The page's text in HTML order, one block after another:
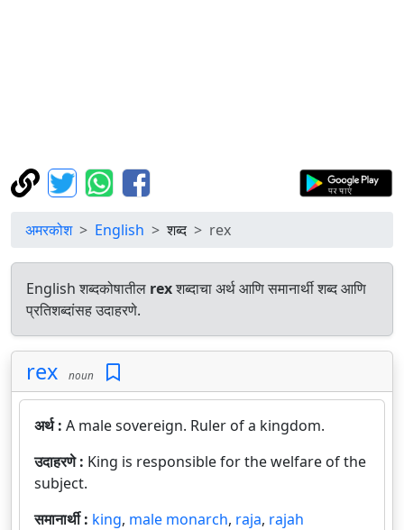
अमरकोश English शब्द rex
English शब्दकोषातील rexशब्दाचा अर्थ आणि समानार्थी शब्द आणि
प्रतिशब्दांसह उदाहरणे.
rex noun
अर्थ : A male sovereign. Ruler of a kingdom.
उदाहरणे : King is responsible for the welfare of the
subject.
समानार्थी : king, male monarch, raja, rajah